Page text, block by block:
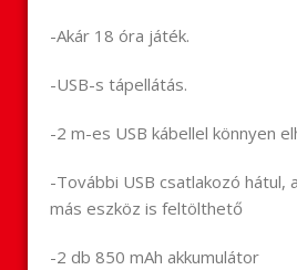
-Akár 18 óra játék.
-USB-s tápellátás.
-2 m-es USB kábellel könnyen
-További USB csatlakozó hátul,
más eszköz is feltölthető
-2 db 850 mAh akkumulátor